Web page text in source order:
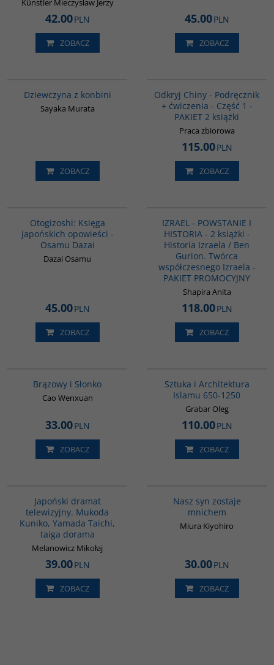
Künstler Mieczysław Jerzy
42.00PLN
ZOBACZ
45.00PLN
ZOBACZ
Dziewczyna z konbini
Sayaka Murata
ZOBACZ
Odkryj Chiny - Podręcznik
+ ćwiczenia - Część 1 -
PAKIET 2 książki
Praca zbiorowa
115.00PLN
ZOBACZ
Otogizoshi: Księga
japońskich opowieści -
Osamu Dazai
Dazai Osamu
45.00PLN
ZOBACZ
IZRAEL - POWSTANIE I
HISTORIA - 2 książki -
Historia Izraela / Ben
Gurion. Twórca
współczesnego Izraela -
PAKIET PROMOCYJNY
Shapira Anita
118.00PLN
ZOBACZ
Brązowy i Słonko
Cao Wenxuan
33.00PLN
ZOBACZ
Sztuka i Architektura
Islamu 650-1250
Grabar Oleg
110.00PLN
ZOBACZ
Japoński dramat
telewizyjny. Mukoda
Kuniko, Yamada Taichi,
taiga dorama
Melanowicz Mikołaj
39.00PLN
ZOBACZ
Nasz syn zostaje
mnichem
Miura Kiyohiro
30.00PLN
ZOBACZ